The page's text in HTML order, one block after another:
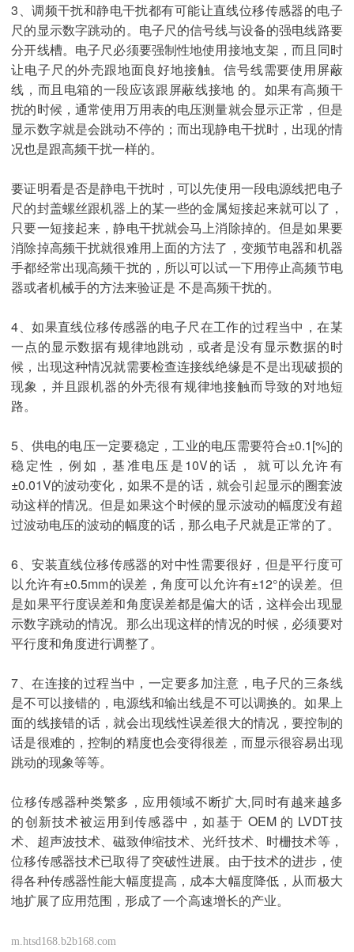
3、调频干扰和静电干扰都有可能让直线位移传感器的电子
尺的显示数字跳动的。电子尺的信号线与设备的强电线路要
分开线槽。电子尺必须要强制性地使用接地支架，而且同时
让电子尺的外壳跟地面良好地接触。信号线需要使用屏蔽
线，而且电箱的一段应该跟屏蔽线接地 的。如果有高频干
扰的时候，通常使用万用表的电压测量就会显示正常，但是
显示数字就是会跳动不停的；而出现静电干扰时，出现的情
况也是跟高频干扰一样的。
要证明看是否是静电干扰时，可以先使用一段电源线把电子
尺的封盖螺丝跟机器上的某一些的金属短接起来就可以了，
只要一短接起来，静电干扰就会马上消除掉的。但是如果要
消除掉高频干扰就很难用上面的方法了，变频节电器和机器
手都经常出现高频干扰的，所以可以试一下用停止高频节电
器或者机械手的方法来验证是 不是高频干扰的。
4、如果直线位移传感器的电子尺在工作的过程当中，在某
一点的显示数据有规律地跳动，或者是没有显示数据的时
候，出现这种情况就需要检查连接线绝缘是不是出现破损的
现象，并且跟机器的外壳很有规律地接触而导致的对地短
路。
5、供电的电压一定要稳定，工业的电压需要符合±0.1[%]的
稳定性，例如，基准电压是10V的话， 就可以允许有
±0.01V的波动变化，如果不是的话，就会引起显示的圈套波
动这样的情况。但是如果这个时候的显示波动的幅度没有超
过波动电压的波动的幅度的话，那么电子尺就是正常的了。
6、安装直线位移传感器的对中性需要很好，但是平行度可
以允许有±0.5mm的误差，角度可以允许有±12°的误差。但
是如果平行度误差和角度误差都是偏大的话，这样会出现显
示数字跳动的情况。那么出现这样的情况的时候，必须要对
平行度和角度进行调整了。
7、在连接的过程当中，一定要多加注意，电子尺的三条线
是不可以接错的，电源线和输出线是不可以调换的。如果上
面的线接错的话，就会出现线性误差很大的情况，要控制的
话是很难的，控制的精度也会变得很差，而显示很容易出现
跳动的现象等等。
位移传感器种类繁多，应用领域不断扩大,同时有越来越多
的创新技术被运用到传感器中，如基于 OEM 的 LVDT技
术、超声波技术、磁致伸缩技术、光纤技术、时栅技术等，
位移传感器技术已取得了突破性进展。由于技术的进步，使
得各种传感器性能大幅度提高，成本大幅度降低，从而极大
地扩展了应用范围，形成了一个高速增长的产业。
m.htsd168.b2b168.com